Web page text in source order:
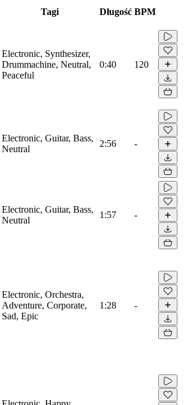
Tagi Długość BPM
Electronic, Synthesizer,
Drummachine, Neutral,
Peaceful
0:40 120
Electronic, Guitar, Bass,
Neutral
2:56 -
Electronic, Guitar, Bass,
Neutral
1:57 -
Electronic, Orchestra,
Adventure, Corporate,
Sad, Epic
1:28 -